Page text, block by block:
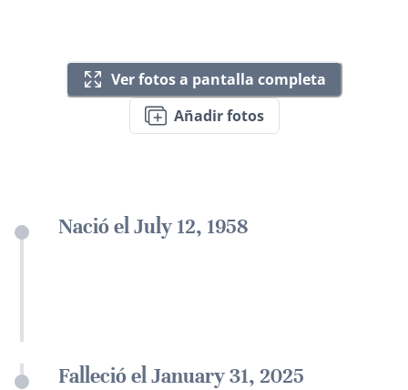
Ver fotos a pantalla completa
Añadir fotos
Nació el July 12, 1958
Falleció el January 31, 2025